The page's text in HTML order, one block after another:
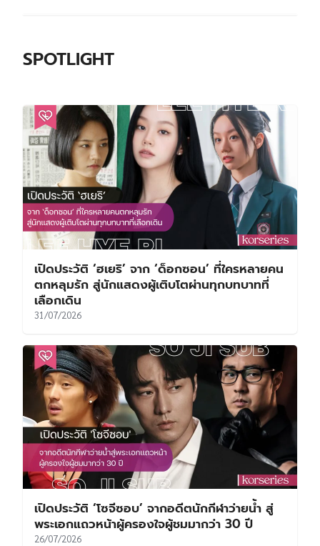
SPOTLIGHT
เปิดประวัติ ‘ฮเยริ’ จาก ‘ด็อกซอน’ ที่ใครหลายคน
ตกหลุมรัก สู่นักแสดงผู้เติบโตผ่านทุกบทบาทที่
เลือกเดิน
31/07/2026
เปิดประวัติ ‘โซจีซอบ’ จากอดีตนักกีฬาว่ายน้ำ สู่
พระเอกแถวหน้าผู้ครองใจผู้ชมมากว่า 30 ปี
26/07/2026